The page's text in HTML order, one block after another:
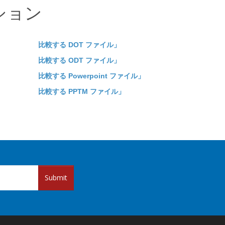
ョン
比較する DOT ファイル」
比較する ODT ファイル」
比較する Powerpoint ファイル」
比較する PPTM ファイル」
Submit